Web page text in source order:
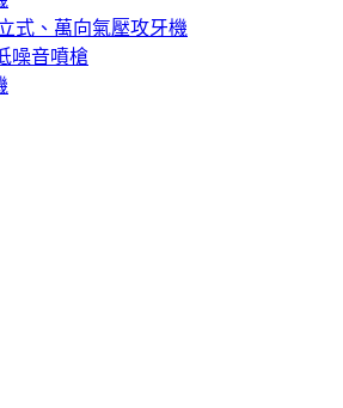
式、萬向氣壓攻牙機
噪音噴槍